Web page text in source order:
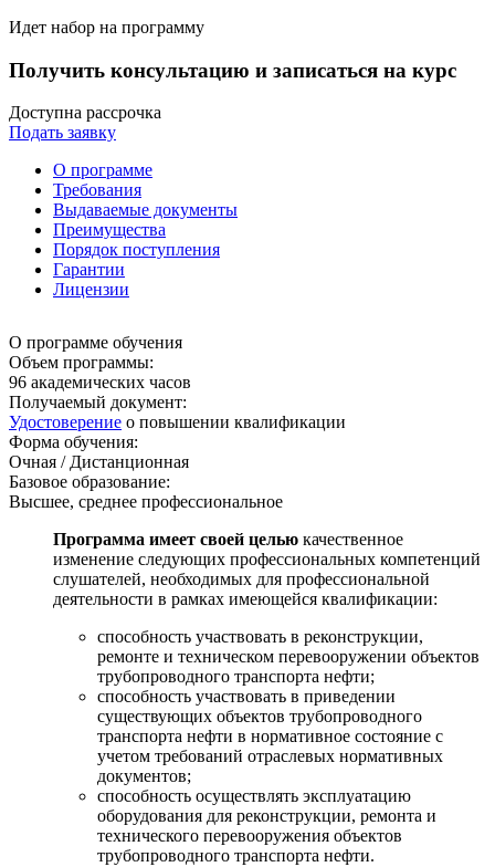
Идет набор на программу
Получить консультацию и записаться на курс
Доступна рассрочка
Подать заявку
О программе
Требования
Выдаваемые документы
Преимущества
Порядок поступления
Гарантии
Лицензии
О программе обучения
Объем программы:
96 академических часов
Получаемый документ:
Удостоверение о повышении квалификации
Форма обучения:
Очная / Дистанционная
Базовое образование:
Высшее, среднее профессиональное
Программа имеет своей целью качественное
изменение следующих профессиональных компетенций
слушателей, необходимых для профессиональной
деятельности в рамках имеющейся квалификации:
способность участвовать в реконструкции,
ремонте и техническом перевооружении объектов
трубопроводного транспорта нефти;
способность участвовать в приведении
существующих объектов трубопроводного
транспорта нефти в нормативное состояние с
учетом требований отраслевых нормативных
документов;
способность осуществлять эксплуатацию
оборудования для реконструкции, ремонта и
технического перевооружения объектов
трубопроводного транспорта нефти.